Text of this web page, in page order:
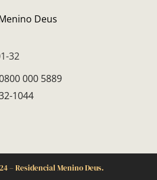
Deus
32
000 5889
1044
– Residencial Menino Deus.